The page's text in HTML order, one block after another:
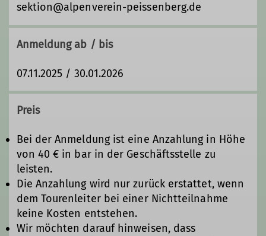
Tourenleiter*in
sektion@alpenverein-peissenberg.de
Anmeldung ab / bis
07.11.2025 / 30.01.2026
Preis
Bei der Anmeldung ist eine Anzahlung in Höhe
von 40 € in bar in der Geschäftsstelle zu
leisten.
Die Anzahlung wird nur zurück erstattet, wenn
dem Tourenleiter bei einer Nichtteilnahme
keine Kosten entstehen.
Wir möchten darauf hinweisen, dass